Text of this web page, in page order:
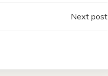
Next post